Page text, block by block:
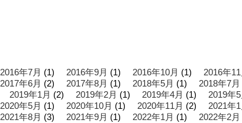
2016年7月 (1) 2016年9月 (1) 2016年10月 (1) 2016年11
2017年6月 (2) 2017年8月 (1) 2018年5月 (1) 2018年7月
2019年1月 (2) 2019年2月 (1) 2019年4月 (1) 2019年5
2020年5月 (1) 2020年10月 (1) 2020年11月 (2) 2021年1
2021年8月 (3) 2021年9月 (1) 2022年1月 (1) 2022年2月